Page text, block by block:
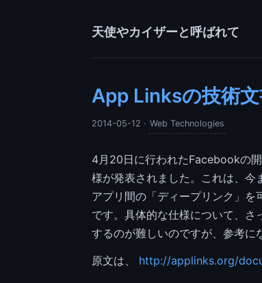
天使やカイザーと呼ばれて
App Linksの技術
2014-05-12 · Web Technologies
4月20日に行われたFacebookの
様が発表されました。これは、今
アプリ間の「ディープリンク」
です。具体的な仕様について、
するのが難しいのですが、参考に
原文は、 http://applinks.org/